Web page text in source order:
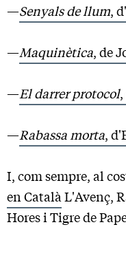
—Senyals de llum,
—Maquinètica, de
—El darrer protocol,
—Rabassa morta,
I, com sempre, al
en Català L'Avenç,
Hores i Tigre de